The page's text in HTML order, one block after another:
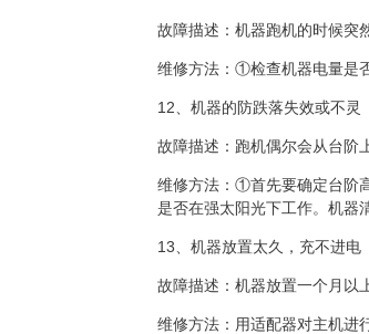
故障描述：机器跑机的时候突
维修方法：①检查机器电量是
12、机器的防跌落失效或不灵
故障描述：跑机偶尔会从台阶
维修方法：①首先要确定台阶
是否在强太阳光下工作。机器
13、机器放置太久，充不进电
故障描述：机器放置一个月以
维修方法：用适配器对主机进